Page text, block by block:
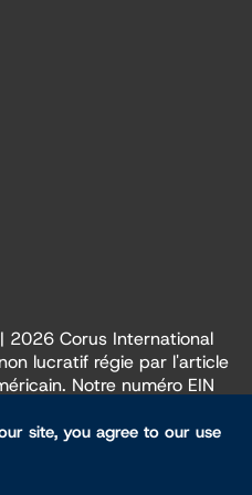
| 2026 Corus International
lucratif régie par l'article
Notre numéro EIN
de confidentialité
site, you agree to our use